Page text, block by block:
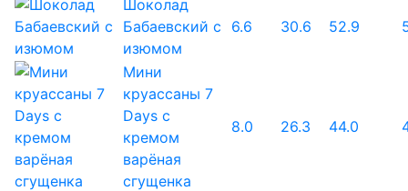
Шоколад
Бабаевский с
изюмом
6.6 30.6 52.9
Мини
круассаны 7
Days с
кремом
варёная
сгущенка
8.0 26.3 44.0